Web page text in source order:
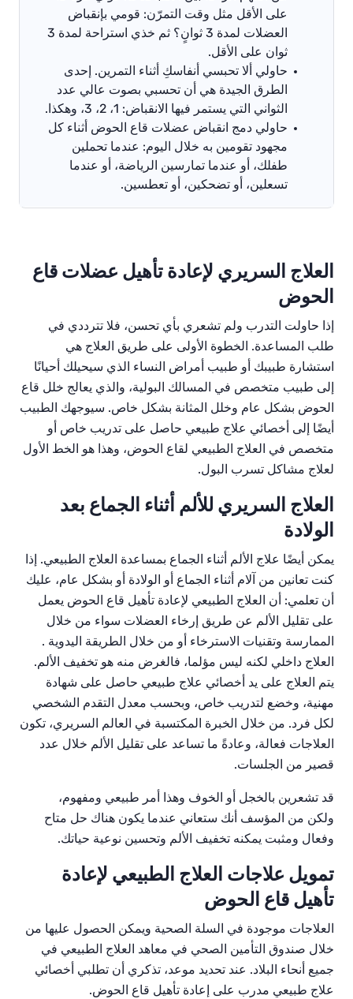
على الأقل مثل وقت التمرّن: قومي بإنقباض
العضلات لمدة 3 ثوانٍ؟ ثم خذي استراحة لمدة 3
ثوان على الأقل.
حاولي ألا تحبسي أنفاسكِ أثناء التمرين. إحدى
الطرق الجيدة هي أن تحسبي بصوت عالي عدد
الثواني التي يستمر فيها الانقباض: 1، 2، 3، وهكذا.
حاولي دمج انقباض عضلات قاع الحوض أثناء كل
مجهود تقومين به خلال اليوم: عندما تحملين
طفلك، أو عندما تمارسين الرياضة، أو عندما
تسعلين، أو تضحكين، أو تعطسين.
العلاج السريري لإعادة تأهيل عضلات قاع
الحوض
إذا حاولت التدرب ولم تشعري بأي تحسن، فلا تترددي في
طلب المساعدة. الخطوة الأولى على طريق العلاج هي
استشارة طبيبك أو طبيب أمراض النساء الذي سيحيلك أحيانًا
إلى طبيب متخصص في المسالك البولية، والذي يعالج خلل قاع
الحوض بشكل عام وخلل المثانة بشكل خاص. سيوجهك الطبيب
أيضًا إلى أخصائي علاج طبيعي حاصل على تدريب خاص أو
متخصص في العلاج الطبيعي لقاع الحوض، وهذا هو الخط الأول
لعلاج مشاكل تسرب البول.
العلاج السريري للألم أثناء الجماع بعد
الولادة
يمكن أيضًا علاج الألم أثناء الجماع بمساعدة العلاج الطبيعي. إذا
كنت تعانين من آلام أثناء الجماع أو الولادة أو بشكل عام، عليك
أن تعلمي: أن العلاج الطبيعي لإعادة تأهيل قاع الحوض يعمل
على تقليل الألم عن طريق إرخاء العضلات سواء من خلال
الممارسة وتقنيات الاسترخاء أو من خلال الطريقة اليدوية .
العلاج داخلي لكنه ليس مؤلما، فالغرض منه هو تخفيف الألم.
يتم العلاج على يد أخصائي علاج طبيعي حاصل على شهادة
مهنية، وخضع لتدريب خاص، وبحسب معدل التقدم الشخصي
لكل فرد. من خلال الخبرة المكتسبة في العالم السريري، تكون
العلاجات فعالة، وعادةً ما تساعد على تقليل الألم خلال عدد
قصير من الجلسات.
قد تشعرين بالخجل أو الخوف وهذا أمر طبيعي ومفهوم،
ولكن من المؤسف أنك ستعاني عندما يكون هناك حل متاح
وفعال ومثبت يمكنه تخفيف الألم وتحسين نوعية حياتك.
تمويل علاجات العلاج الطبيعي لإعادة
تأهيل قاع الحوض
العلاجات موجودة في السلة الصحية ويمكن الحصول عليها من
خلال صندوق التأمين الصحي في معاهد العلاج الطبيعي في
جميع أنحاء البلاد. عند تحديد موعد، تذكري أن تطلبي أخصائي
علاج طبيعي مدرب على إعادة تأهيل قاع الحوض.